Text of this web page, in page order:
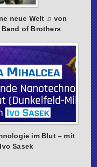
neue Welt ♫ von
of Brothers
im Blut – mit
Sasek